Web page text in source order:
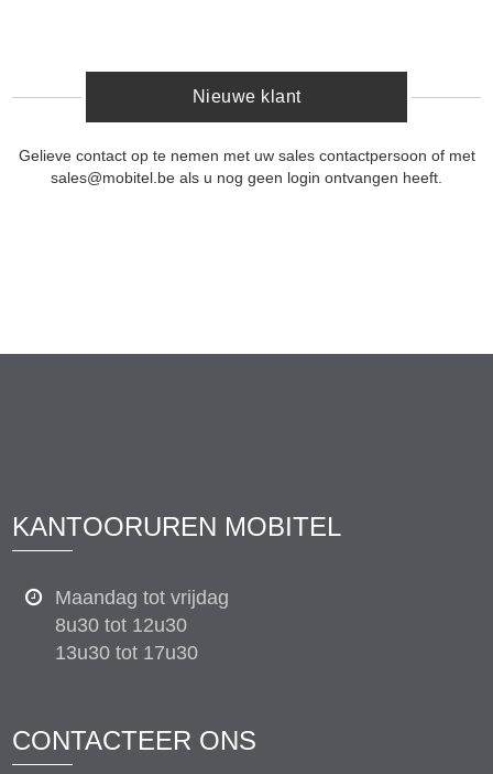
Nieuwe klant
Gelieve contact op te nemen met uw sales contactpersoon of met
sales@mobitel.be als u nog geen login ontvangen heeft.
KANTOORUREN MOBITEL
Maandag tot vrijdag
8u30 tot 12u30
13u30 tot 17u30
CONTACTEER ONS